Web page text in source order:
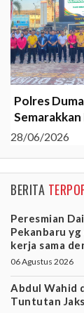
Polres
28/06/2026
BERITA
Peresmian
Pekanbaru
kerja sama
06 Agustus 2026
Abdul Wahid
Tuntutan